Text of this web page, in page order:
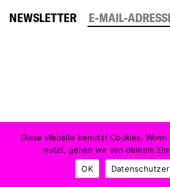
NEWSLETTER
Diese Website benutzt Cookies.
nutzt, gehen wir von deinem
OK